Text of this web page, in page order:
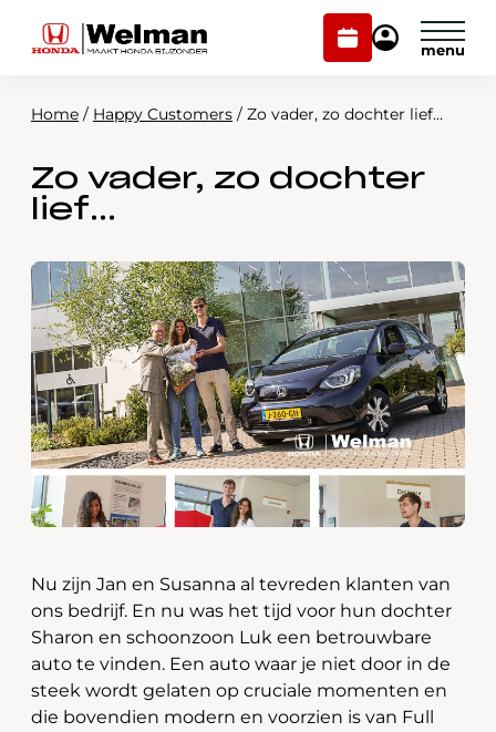
Plan
onderhoud
Mijn
Modellen
Voorraad
Over ons
Webshop
Contact
Plan onderhoud
Home / Happy Customers / Zo vader, zo dochter lief…
Zo vader, zo dochter
lief…
Nu zijn Jan en Susanna al tevreden klanten van
ons bedrijf. En nu was het tijd voor hun dochter
Sharon en schoonzoon Luk een betrouwbare
auto te vinden. Een auto waar je niet door in de
steek wordt gelaten op cruciale momenten en
die bovendien modern en voorzien is van Full